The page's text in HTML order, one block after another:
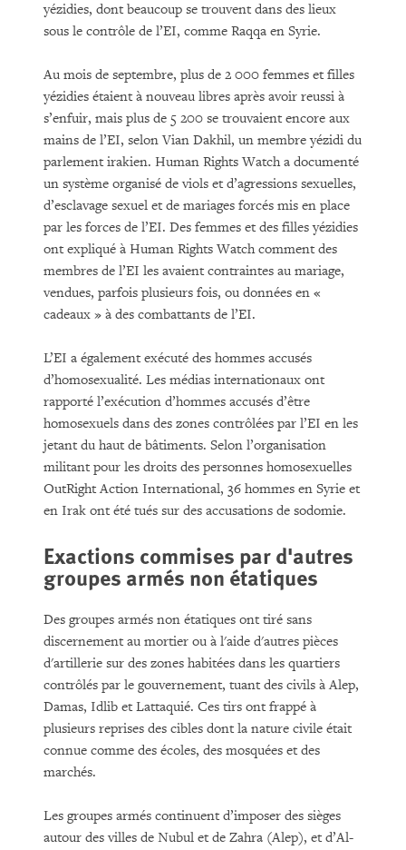
yézidies, dont beaucoup se trouvent dans des lieux
sous le contrôle de l’EI, comme Raqqa en Syrie.
Au mois de septembre, plus de 2 000 femmes et filles
yézidies étaient à nouveau libres après avoir reussi à
s’enfuir, mais plus de 5 200 se trouvaient encore aux
mains de l’EI, selon Vian Dakhil, un membre yézidi du
parlement irakien. Human Rights Watch a documenté
un système organisé de viols et d’agressions sexuelles,
d’esclavage sexuel et de mariages forcés mis en place
par les forces de l’EI. Des femmes et des filles yézidies
ont expliqué à Human Rights Watch comment des
membres de l’EI les avaient contraintes au mariage,
vendues, parfois plusieurs fois, ou données en «
cadeaux » à des combattants de l’EI.
L’EI a également exécuté des hommes accusés
d’homosexualité. Les médias internationaux ont
rapporté l’exécution d’hommes accusés d’être
homosexuels dans des zones contrôlées par l’EI en les
jetant du haut de bâtiments. Selon l’organisation
militant pour les droits des personnes homosexuelles
OutRight Action International, 36 hommes en Syrie et
en Irak ont été tués sur des accusations de sodomie.
Exactions commises par d'autres
groupes armés non étatiques
Des groupes armés non étatiques ont tiré sans
discernement au mortier ou à l'aide d'autres pièces
d'artillerie sur des zones habitées dans les quartiers
contrôlés par le gouvernement, tuant des civils à Alep,
Damas, Idlib et Lattaquié. Ces tirs ont frappé à
plusieurs reprises des cibles dont la nature civile était
connue comme des écoles, des mosquées et des
marchés.
Les groupes armés continuent d’imposer des sièges
autour des villes de Nubul et de Zahra (Alep), et d’Al-